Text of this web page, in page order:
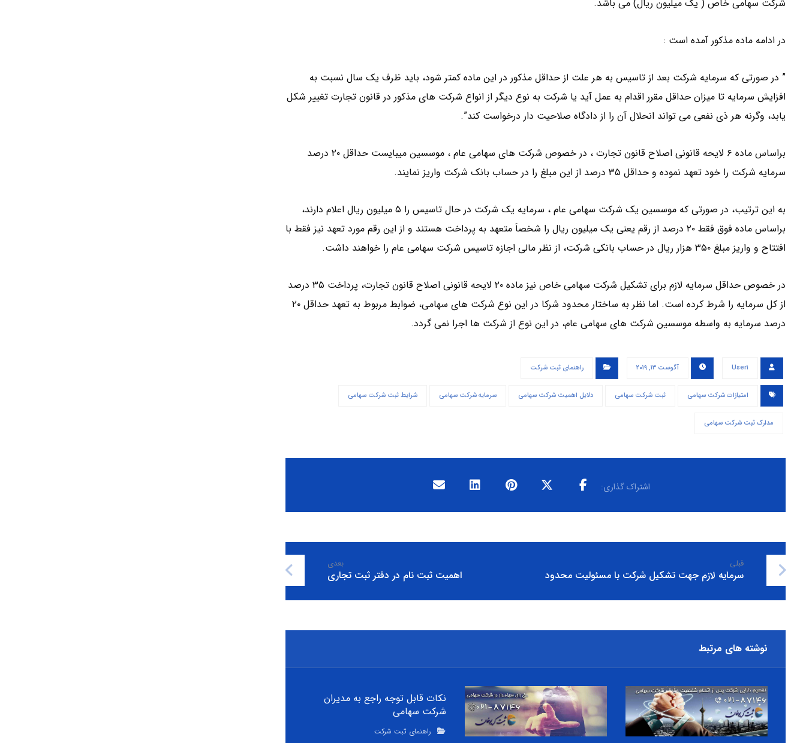
شرکت سهامی خاص ( یک میلیون ریال) می باشد.
در ادامه ماده مذکور آمده است :
” در صورتی که سرمایه شرکت بعد از تاسیس به هر علت از حداقل مذکور در این ماده کمتر شود، باید ظرف یک سال نسبت به
افزایش سرمایه تا میزان حداقل مقرر اقدام به عمل آید یا شرکت به نوع دیگر از انواع شرکت های مذکور در قانون تجارت تغییر شکل
یابد، وگرنه هر ذی نفعی می تواند انحلال آن را از دادگاه صلاحیت دار درخواست کند”.
براساس ماده ۶ لایحه قانونی اصلاح قانون تجارت ، در خصوص شرکت های سهامی عام ، موسسین میبایست حداقل ۲۰ درصد
سرمایه شرکت را خود تعهد نموده و حداقل ۳۵ درصد از این مبلغ را در حساب بانک شرکت واریز نمایند.
به این ترتیب، در صورتی که موسسین یک شرکت سهامی عام ، سرمایه یک شرکت در حال تاسیس را ۵ میلیون ریال اعلام دارند،
براساس ماده فوق فقط ۲۰ درصد از رقم یعنی یک میلیون ریال را شخصاَ متعهد به پرداخت هستند و از این رقم مورد تعهد نیز فقط با
افتتاح و واریز مبلغ ۳۵۰ هزار ریال در حساب بانکی شرکت، از نظر مالی اجازه تاسیس شرکت سهامی عام را خواهند داشت.
در خصوص حداقل سرمایه لازم برای تشکیل شرکت سهامی خاص نیز ماده ۲۰ لایحه قانونی اصلاح قانون تجارت، پرداخت ۳۵ درصد
از کل سرمایه را شرط کرده است. اما نظر به ساختار محدود شرکا در این نوع شرکت های سهامی، ضوابط مربوط به تعهد حداقل ۲۰
درصد سرمایه به واسطه موسسین شرکت های سهامی عام، در این نوع از شرکت ها اجرا نمی گردد.
User۱ آگوست ۱۳, ۲۰۱۹ راهنمای ثبت شرکت
امتیازات شرکت سهامی ثبت شرکت سهامی دلایل اهمیت شرکت سهامی سرمایه شرکت سهامی شرایط ثبت شرکت سهامی
مدارک ثبت شرکت سهامی
قبلی
سرمایه لازم جهت تشکیل شرکت با مسئولیت محدود
بعدی
اهمیت ثبت نام در دفتر ثبت تجاری
نوشته های مرتبط
نکات قابل توجه راجع به مدیران
شرکت سهامی
راهنمای ثبت شرکت